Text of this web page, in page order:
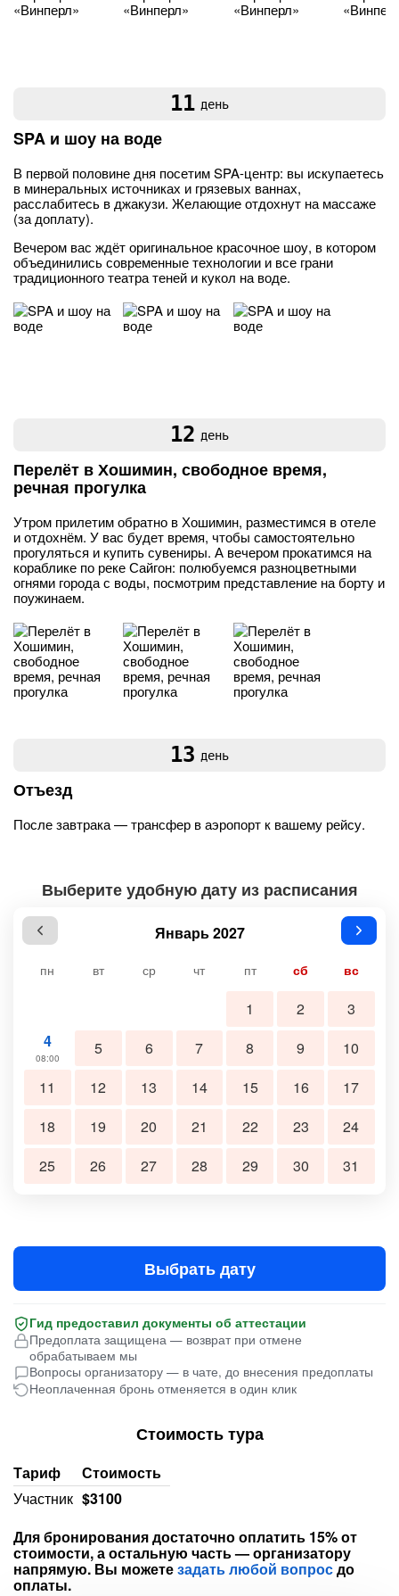
11 день
SPA и шоу на воде
В первой половине дня посетим SPA-центр: вы искупаетесь
в минеральных источниках и грязевых ваннах,
расслабитесь в джакузи. Желающие отдохнут на массаже
(за доплату).
Вечером вас ждёт оригинальное красочное шоу, в котором
объединились современные технологии и все грани
традиционного театра теней и кукол на воде.
12 день
Перелёт в Хошимин, свободное время,
речная прогулка
Утром прилетим обратно в Хошимин, разместимся в отеле
и отдохнём. У вас будет время, чтобы самостоятельно
прогуляться и купить сувениры. А вечером прокатимся на
кораблике по реке Сайгон: полюбуемся разноцветными
огнями города с воды, посмотрим представление на борту и
поужинаем.
13 день
Отъезд
После завтрака — трансфер в аэропорт к вашему рейсу.
Выберите удобную дату из расписания
Январь 2027
пн вт ср чт пт сб вс
1 2
3
4
08:00 5 6 7 8 9
10
11
12 13 14 15 16
17
18
19 20 21 22 23
24
25
26 27 28 29 30 31
Выбрать дату
Гид предоставил документы об аттестации
Предоплата защищена — возврат при отмене
обрабатываем мы
Вопросы организатору — в чате, до внесения предоплаты
Неоплаченная бронь отменяется в один клик
Стоимость тура
Тариф
Стоимость
Участник $3100
Для бронирования достаточно оплатить 15% от
стоимости, а остальную часть — организатору
напрямую. Вы можетезадать любой вопросдо
оплаты.